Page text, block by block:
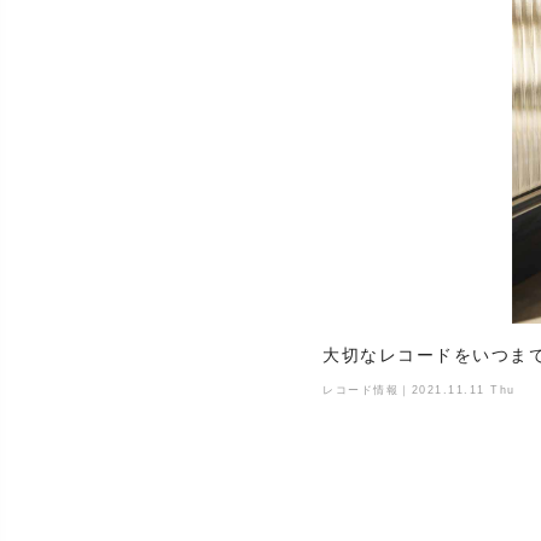
大切なレコードをいつま
レコード情報｜2021.11.11 Thu